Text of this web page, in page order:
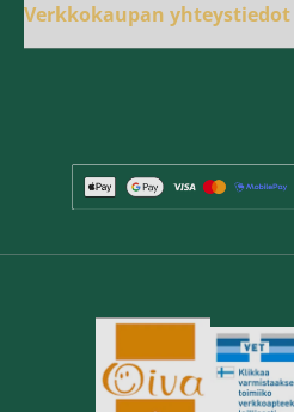
Verkkokaupan yhteystiedot